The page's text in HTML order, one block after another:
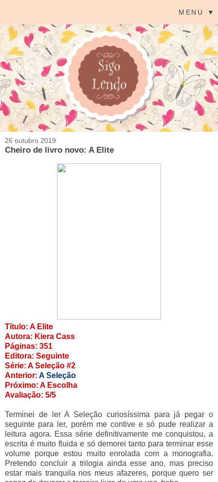
MENU ▼
26 outubro 2019
Cheiro de livro novo: A Elite
Título: A Elite
Autora: Kiera Cass
Páginas: 351
Editora: Seguinte
Série: A Seleção #2
Anterior: A Seleção
Próximo: A Escolha
Avaliação: 5/5
Terminei de ler A Seleção curiosíssima para já pegar o
seguinte para ler, porém me contive e só pude realizar a
leitura agora. Essa série definitivamente me conquistou, a
escrita é muito fluida e só demorei tanto para terminar esse
volume porque estou muito enrolada com a monografia.
Pretendo concluir a trilogia ainda esse ano, mas preciso
estar mais tranquila nos meus afazeres, porque quero ser